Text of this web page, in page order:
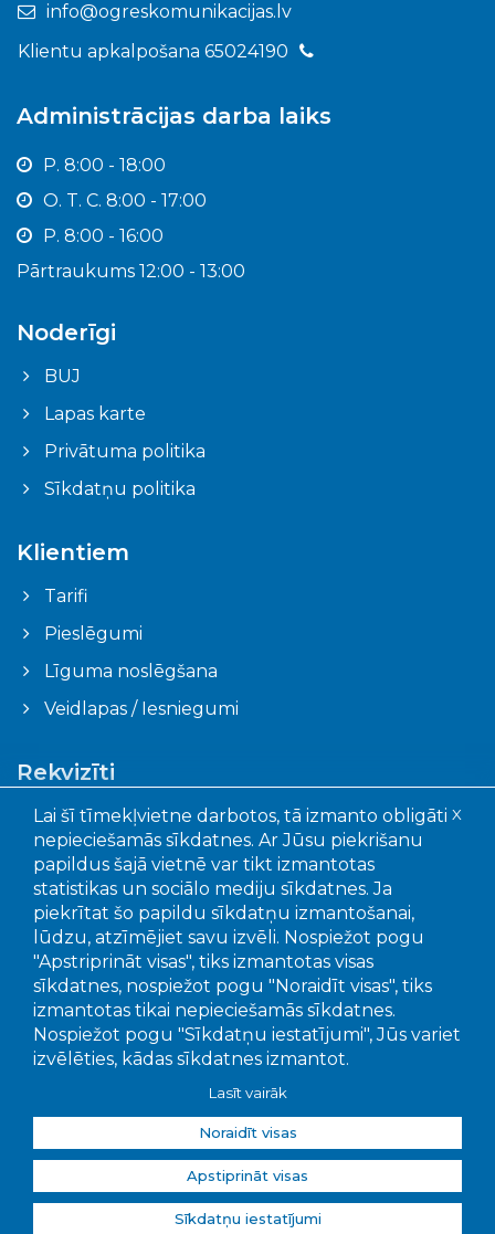
info@ogreskomunikacijas.lv
Klientu apkalpošana 65024190
Administrācijas darba laiks
P. 8:00 - 18:00
O. T. C. 8:00 - 17:00
P. 8:00 - 16:00
Pārtraukums 12:00 - 13:00
Noderīgi
BUJ
Lapas karte
Privātuma politika
Sīkdatņu politika
Klientiem
Tarifi
Pieslēgumi
Līguma noslēgšana
Veidlapas / Iesniegumi
Rekvizīti
Ogres novada pašvaldības aģentūra "Ogres
komunikācijas"
Faktiskā adrese: Akmeņu iela 43, Ogre, LV – 5001
Juridiskā adrese: Mālkalnes pr. 3, Ogre, LV- 5001
Reģistrācijas Nr.: 90010402651
Bankas un kontu numuri:
SEB banka, LV15UNLA0050022655707
Swedbanka, LV56HABA0551039295649
Citadele banka LV92PARX0016381020001
Ogres Komunikācijas, publicētā satura visas
tiesības aizsargātas.
X
Lai šī tīmekļvietne darbotos, tā izmanto obligāti
nepieciešamās sīkdatnes. Ar Jūsu piekrišanu
papildus šajā vietnē var tikt izmantotas
statistikas un sociālo mediju sīkdatnes. Ja
piekrītat šo papildu sīkdatņu izmantošanai,
lūdzu, atzīmējiet savu izvēli. Nospiežot pogu
"Apstriprināt visas", tiks izmantotas visas
sīkdatnes, nospiežot pogu "Noraidīt visas", tiks
izmantotas tikai nepieciešamās sīkdatnes.
Nospiežot pogu "Sīkdatņu iestatījumi", Jūs variet
izvēlēties, kādas sīkdatnes izmantot.
Lasīt vairāk
Noraidīt visas
Apstiprināt visas
Sīkdatņu iestatījumi